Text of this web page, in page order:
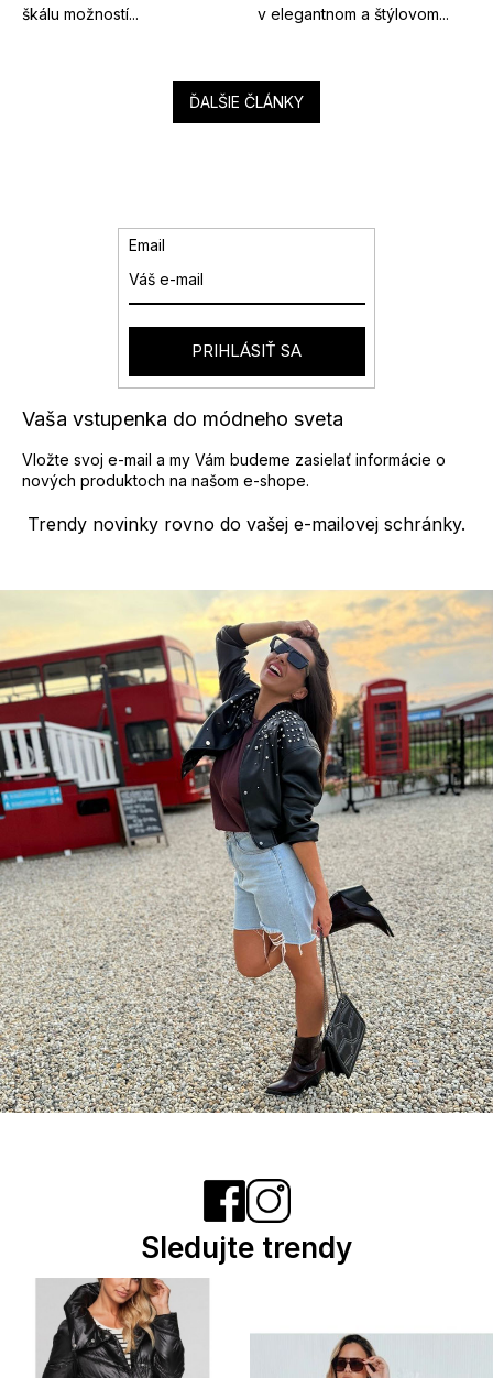
škálu možností... v elegantnom a štýlovom...
ĎALŠIE ČLÁNKY
Trendy novinky rovno do vašej e-mailovej schránky.
Vaša vstupenka do módneho sveta
Vložte svoj e-mail a my Vám budeme zasielať informácie o
nových produktoch na našom e-shope.
Email
PRIHLÁSIŤ SA